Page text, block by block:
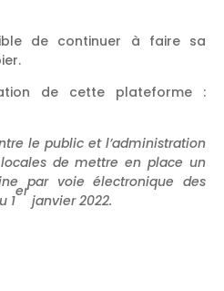
de continuer à faire sa
de cette plateforme :
le public et l’administration
de mettre en place un
par voie électronique des
1
er
janvier 2022.